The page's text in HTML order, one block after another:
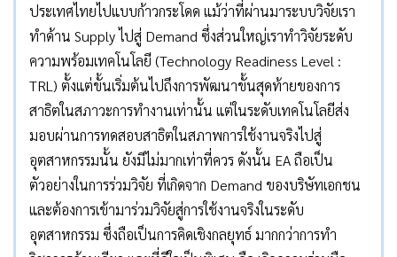
ประเทศไทยไปแบบก้าวกระโดด แม้ว่าที่ผ่านมาระบบวิจัยเรา
ทำด้าน Supply ไปสู่ Demand ซึ่งส่วนใหญ่เราทำวิจัยระดับ
ความพร้อมเทคโนโลยี (Technology Readiness Level :
TRL) ตั้งแต่ขั้นเริ่มต้นไปถึงการพัฒนาขั้นสุดท้ายของการ
สาธิตในสภาวะการทำงานเท่านั้น แต่ในระดับเทคโนโลยีส่ง
มอบผ่านการทดสอบสาธิตในสภาพการใช้งานจริงไปสู่
อุตสาหกรรมนั้น ยังมีไม่มากเท่าที่ควร ดังนั้น EA ถือเป็น
ตัวอย่างในการร่วมวิจัย ที่เกิดจาก Demand ของบริษัทเอกชน
และต้องการเข้ามาร่วมวิจัยสู่การใช้งานจริงในระดับ
อุตสาหกรรม ซึ่งถือเป็นการคิดเชิงกลยุทธ์ มากกว่าการทำ